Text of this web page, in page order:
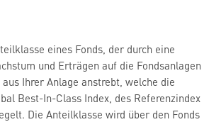
eines Fonds, der durch eine
und Erträgen auf die Fondsanlagen
Ihrer Anlage anstrebt, welche die
Best-In-Class Index, des Referenzindex
Die Anteilklasse wird über den Fonds